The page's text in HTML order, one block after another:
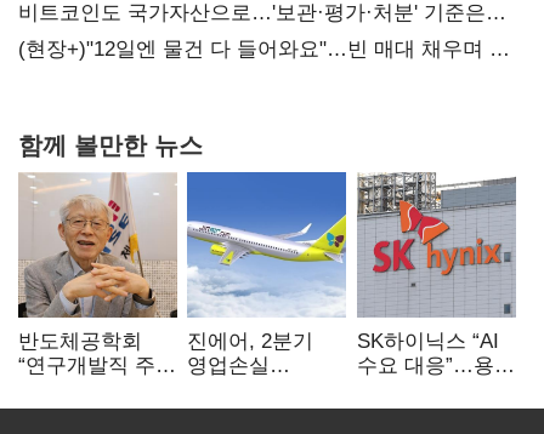
20억 키맞추기
비트코인도 국가자산으로…'보관·평가·처분' 기준은
숙제
(현장+)"12일엔 물건 다 들어와요"…빈 매대 채우며 문
함께 볼만한 뉴스
반도체공학회
“연구개발직 주
개선해야”
진에어, 2분기
영업손실
상승 여파
SK하이닉스 “AI
수요 대응”…용인
투자